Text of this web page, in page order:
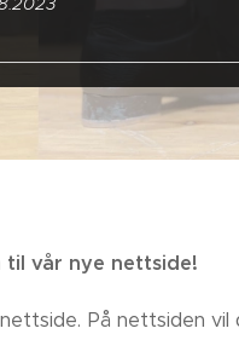
til vår nye nettside!
På nettsiden vil